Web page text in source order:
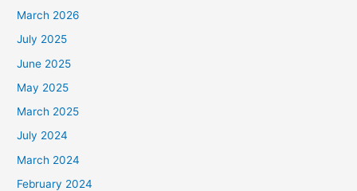
March 2026
July 2025
June 2025
May 2025
March 2025
July 2024
March 2024
February 2024